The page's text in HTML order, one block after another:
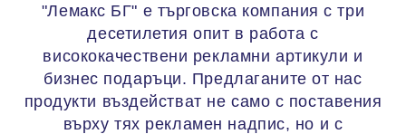
"Лемакс БГ" е търговска компания с три
десетилетия опит в работа с
висококачествени рекламни артикули и
бизнес подаръци. Предлаганите от нас
продукти въздействат не само с поставения
върху тях рекламен надпис, но и с